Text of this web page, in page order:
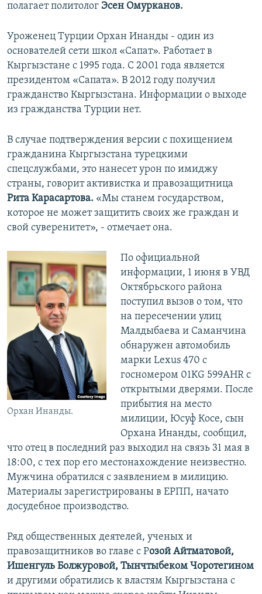
полагает политолог Эсен Омурканов.
Уроженец Турции Орхан Инанды - один из
основателей сети школ «Сапат». Работает в
Кыргызстане с 1995 года. С 2001 года является
президентом «Сапата». В 2012 году получил
гражданство Кыргызстана. Информации о выходе
из гражданства Турции нет.
В случае подтверждения версии с похищением
гражданина Кыргызстана турецкими
спецслужбами, это нанесет урон по имиджу
страны, говорит активистка и правозащитница
Рита Карасартова. «Мы станем государством,
которое не может защитить своих же граждан и
свой суверенитет», - отмечает она.
Орхан Инанды.
По официальной
информации, 1 июня в УВД
Октябрьского района
поступил вызов о том, что
на пересечении улиц
Малдыбаева и Саманчина
обнаружен автомобиль
марки Lexus 470 с
госномером 01KG 599AHR с
открытыми дверями. После
прибытия на место
милиции, Юсуф Косе, сын
Орхана Инанды, сообщил,
что отец в последний раз выходил на связь 31 мая в
18:00, с тех пор его местонахождение неизвестно.
Мужчина обратился с заявлением в милицию.
Материалы зарегистрированы в ЕРПП, начато
досудебное производство.
Ряд общественных деятелей, ученых и
правозащитников во главе с Розой Айтматовой,
Ишенгуль Болжуровой, Тынчтыбеком Чоротегином
и другими обратились к властям Кыргызстана с